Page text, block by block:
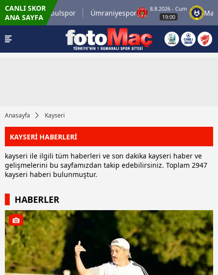
CANLI SKOR
ANA SAYFA
İstanbulspor Ümraniyespor
8.8.2026 - Cum
19:00
Mardin
Anasayfa Kayseri
KAYSERİ HABERLERİ
kayseri ile ilgili tüm haberleri ve son dakika kayseri haber ve
gelişmelerini bu sayfamızdan takip edebilirsiniz. Toplam 2947
kayseri haberi bulunmuştur.
HABERLER